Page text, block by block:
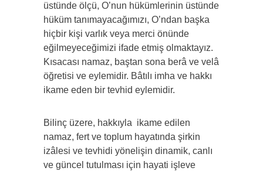
üstünde ölçü, O’nun hükümlerinin üstünde
hüküm tanımayacağımızı, O’ndan başka
hiçbir kişi varlık veya merci önünde
eğilmeyeceğimizi ifade etmiş olmaktayız.
Kısacası namaz, baştan sona berâ ve velâ
öğretisi ve eylemidir. Bâtılı imha ve hakkı
ikame eden bir tevhid eylemidir.
Bilinç üzere, hakkıyla ikame edilen
namaz, fert ve toplum hayatında şirkin
izâlesi ve tevhidi yönelişin dinamik, canlı
ve güncel tutulması için hayati işleve